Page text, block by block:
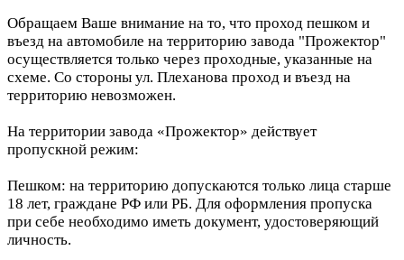
Обращаем Ваше внимание на то, что проход пешком и
въезд на автомобиле на территорию завода "Прожектор"
осуществляется только через проходные, указанные на
схеме. Со стороны ул. Плеханова проход и въезд на
территорию невозможен.
На территории завода «Прожектор» действует
пропускной режим:
Пешком: на территорию допускаются только лица старше
18 лет, граждане РФ или РБ. Для оформления пропуска
при себе необходимо иметь документ, удостоверяющий
личность.